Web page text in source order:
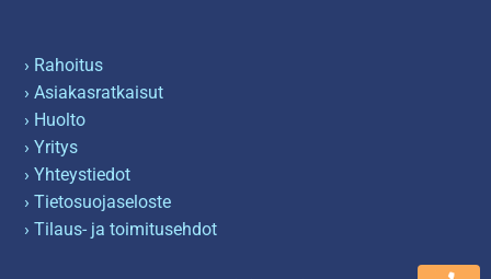
› Rahoitus
› Asiakasratkaisut
› Huolto
› Yritys
› Yhteystiedot
› Tietosuojaseloste
› Tilaus- ja toimitusehdot